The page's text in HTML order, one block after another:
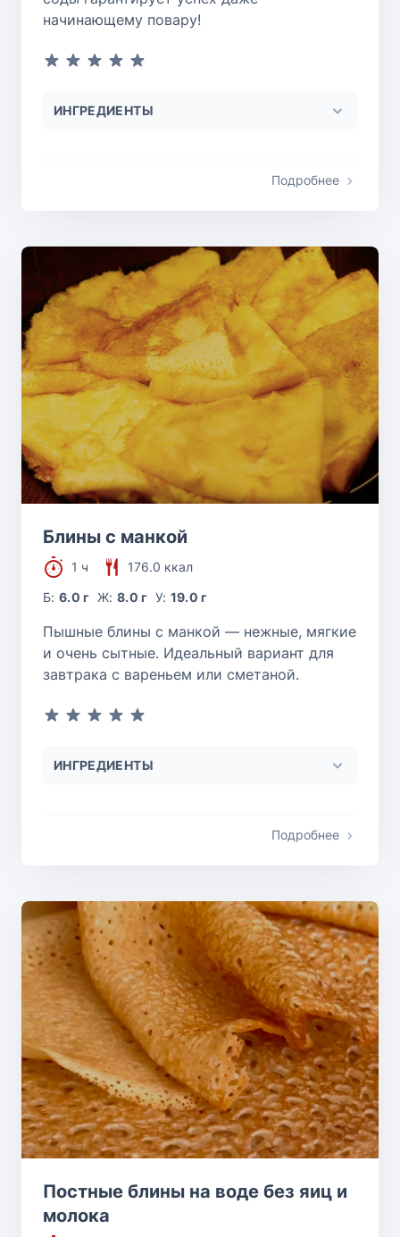
начинающему повару!
ИНГРЕДИЕНТЫ
Подробнее
Блины с манкой
1 ч
176.0 ккал
Б:6.0 г Ж: 8.0 г У: 19.0 г
Пышные блины с манкой — нежные, мягкие
и очень сытные. Идеальный вариант для
завтрака с вареньем или сметаной.
ИНГРЕДИЕНТЫ
Подробнее
Постные блины на воде без яиц и
молока